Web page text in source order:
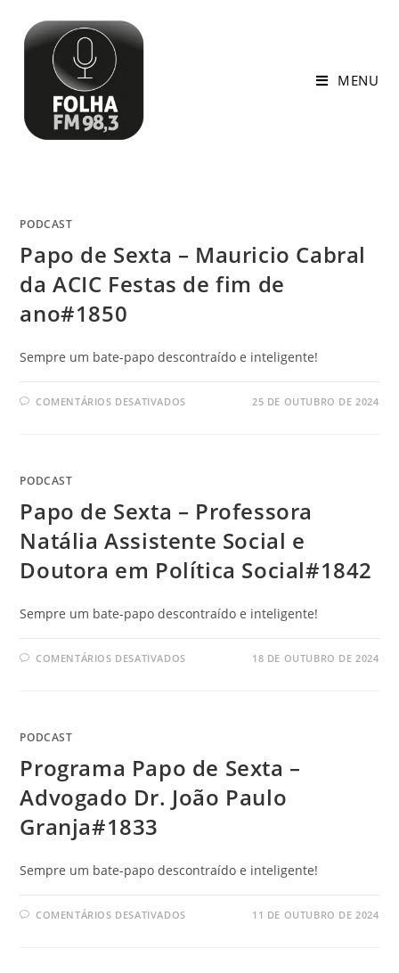
MENU
PODCAST
Papo de Sexta – Mauricio Cabral
da ACIC Festas de fim de
ano#1850
Sempre um bate-papo descontraído e inteligente!
COMENTÁRIOS DESATIVADOS 25 DE OUTUBRO DE 2024
PODCAST
Papo de Sexta – Professora
Natália Assistente Social e
Doutora em Política Social#1842
Sempre um bate-papo descontraído e inteligente!
COMENTÁRIOS DESATIVADOS 18 DE OUTUBRO DE 2024
PODCAST
Programa Papo de Sexta –
Advogado Dr. João Paulo
Granja#1833
Sempre um bate-papo descontraído e inteligente!
COMENTÁRIOS DESATIVADOS 11 DE OUTUBRO DE 2024